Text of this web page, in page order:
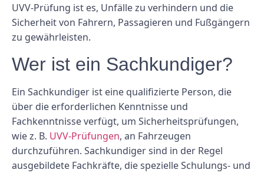
UVV-Prüfung ist es, Unfälle zu verhindern und die
Sicherheit von Fahrern, Passagieren und Fußgängern
zu gewährleisten.
Wer ist ein Sachkundiger?
Ein Sachkundiger ist eine qualifizierte Person, die
über die erforderlichen Kenntnisse und
Fachkenntnisse verfügt, um Sicherheitsprüfungen,
wie z. B. UVV-Prüfungen, an Fahrzeugen
durchzuführen. Sachkundiger sind in der Regel
ausgebildete Fachkräfte, die spezielle Schulungs- und